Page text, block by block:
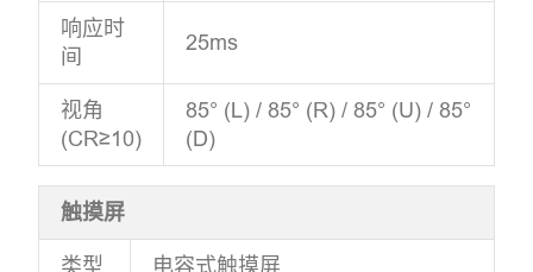
响应时
间
25ms
视角
(CR≥10)
85° (L) / 85° (R) / 85° (U) / 85°
(D)
触摸屏
类型 电容式触摸屏